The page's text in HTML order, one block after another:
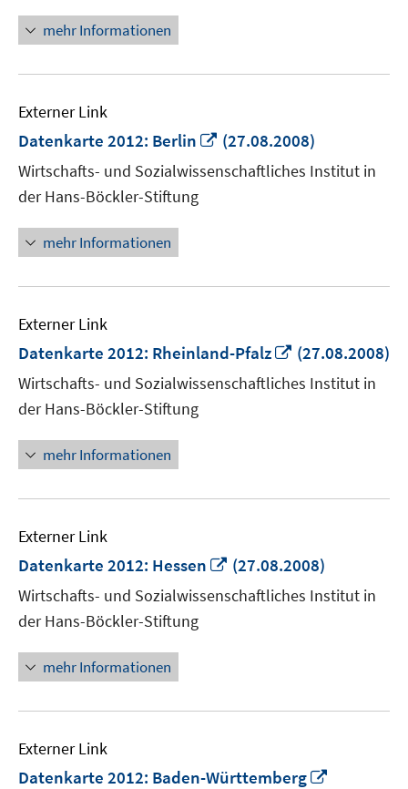
mehr Informationen
Externer Link
Datenkarte 2012: Berlin
In
neuem
Fenster
(27.08.2008)
Wirtschafts- und Sozialwissenschaftliches Institut in
der Hans-Böckler-Stiftung
mehr Informationen
Externer Link
Datenkarte 2012: Rheinland-Pfalz
In
neuem
Fenster
(27.08.2008)
Wirtschafts- und Sozialwissenschaftliches Institut in
der Hans-Böckler-Stiftung
mehr Informationen
Externer Link
Datenkarte 2012: Hessen
In
neuem
Fenster
(27.08.2008)
Wirtschafts- und Sozialwissenschaftliches Institut in
der Hans-Böckler-Stiftung
mehr Informationen
Externer Link
Datenkarte 2012: Baden-Württemberg